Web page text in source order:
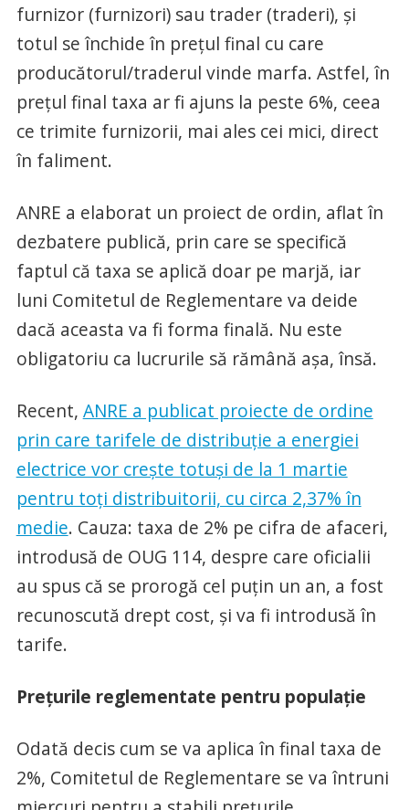
furnizor (furnizori) sau trader (traderi), şi
totul se închide în preţul final cu care
producătorul/traderul vinde marfa. Astfel, în
preţul final taxa ar fi ajuns la peste 6%, ceea
ce trimite furnizorii, mai ales cei mici, direct
în faliment.
ANRE a elaborat un proiect de ordin, aflat în
dezbatere publică, prin care se specifică
faptul că taxa se aplică doar pe marjă, iar
luni Comitetul de Reglementare va deide
dacă aceasta va fi forma finală. Nu este
obligatoriu ca lucrurile să rămână aşa, însă.
Recent, ANRE a publicat proiecte de ordine
prin care tarifele de distribuţie a energiei
electrice vor creşte totuşi de la 1 martie
pentru toţi distribuitorii, cu circa 2,37% în
medie. Cauza: taxa de 2% pe cifra de afaceri,
introdusă de OUG 114, despre care oficialii
au spus că se prorogă cel puţin un an, a fost
recunoscută drept cost, şi va fi introdusă în
tarife.
Preţurile reglementate pentru populaţie
Odată decis cum se va aplica în final taxa de
2%, Comitetul de Reglementare se va întruni